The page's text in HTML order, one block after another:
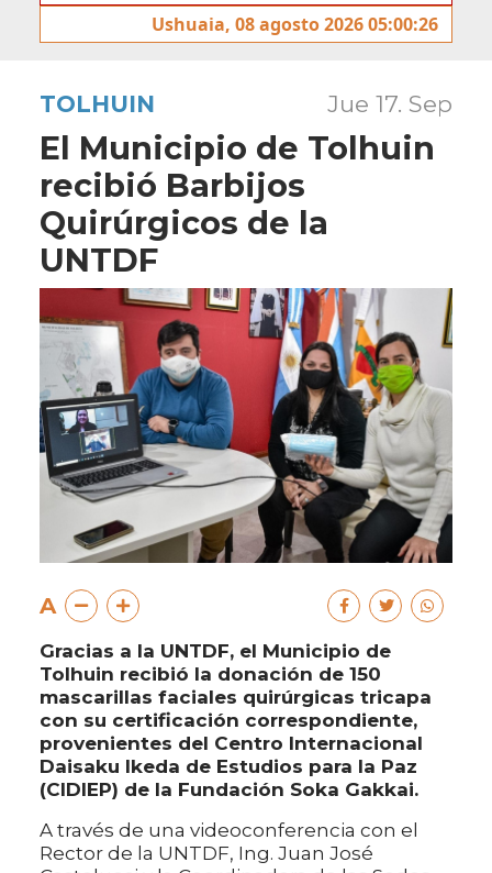
Ushuaia, 08 agosto 2026 05:00:26
TOLHUIN Jue 17. Sep
El Municipio de Tolhuin
recibió Barbijos
Quirúrgicos de la
UNTDF
A
Gracias a la UNTDF, el Municipio de
Tolhuin recibió la donación de 150
mascarillas faciales quirúrgicas tricapa
con su certificación correspondiente,
provenientes del Centro Internacional
Daisaku Ikeda de Estudios para la Paz
(CIDIEP) de la Fundación Soka Gakkai.
A través de una videoconferencia con el
Rector de la UNTDF, Ing. Juan José